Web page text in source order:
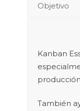
Objetivo
Kanban
También